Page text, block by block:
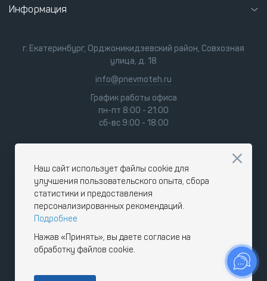
Информация
г. Екатеринбург, Орджоникидзевский район, Совхозная
улица, д. 18
info@pnevmoteh.ru
График работы офиса
пн-пт 8:00 - 21:00
сб-вс 9:00 - 18:00
Наш сайт использует файлы cookie для
улучшения пользовательского опыта, сбора
статистики и предоставления
персонализированных рекомендаций.
Подробнее
Нажав «Принять», вы даете согласие на
обработку файлов cookie.